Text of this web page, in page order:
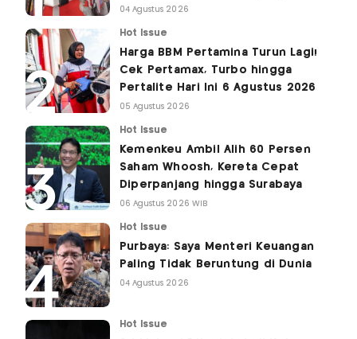
04 Agustus 2026
Hot Issue
Harga BBM Pertamina Turun Lagi!
Cek Pertamax, Turbo hingga
Pertalite Hari Ini 6 Agustus 2026
05 Agustus 2026
Hot Issue
Kemenkeu Ambil Alih 60 Persen
Saham Whoosh, Kereta Cepat
Diperpanjang hingga Surabaya
06 Agustus 2026 WIB
Hot Issue
Purbaya: Saya Menteri Keuangan
Paling Tidak Beruntung di Dunia
04 Agustus 2026
Hot Issue